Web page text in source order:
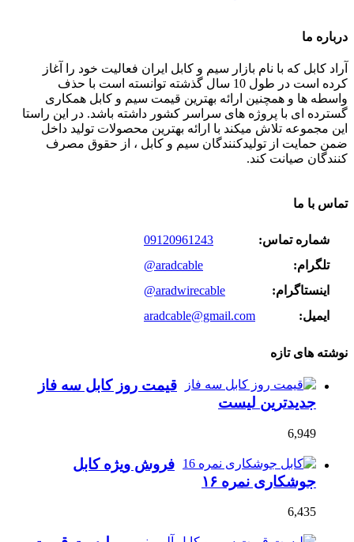
درباره ما
آراد کابل که با نام بازار سیم و کابل ایران فعالیت خود را آغاز
کرده است در طول 10 سال گذشته توانسته است با حذف
واسطه ها و همچنین ارائه بهترین قیمت سیم و کابل همکاری
گسترده ای با پروژه های سراسر کشور داشته باشد. در این راستا
این مجموعه تلاش میکند با ارائه بهترین محصولات تولید داخل
ضمن حمایت از تولیدکنندگان سیم و کابل ، از حقوق مصرف
کنندگان صیانت کند.
تماس با ما
شماره تماس:
09120961243
تلگرام:
@aradcable
اینستاگرام:
@aradwirecable
ایمیل:
aradcable@gmail.com
نوشته های تازه
قیمت روز کابل سه فاز
جدیدترین لیست
6,949
فروش ویژه کابل
جوشکاری نمره ۱۶
6,435